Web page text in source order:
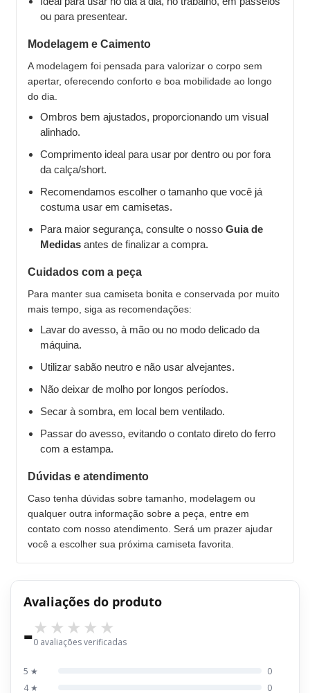
ou para presentear.
Modelagem e Caimento
A modelagem foi pensada para valorizar o corpo sem
apertar, oferecendo conforto e boa mobilidade ao longo
do dia.
Ombros bem ajustados, proporcionando um visual
alinhado.
Comprimento ideal para usar por dentro ou por fora
da calça/short.
Recomendamos escolher o tamanho que você já
costuma usar em camisetas.
Para maior segurança, consulte o nosso Guia de
Medidas antes de finalizar a compra.
Cuidados com a peça
Para manter sua camiseta bonita e conservada por muito
mais tempo, siga as recomendações:
Lavar do avesso, à mão ou no modo delicado da
máquina.
Utilizar sabão neutro e não usar alvejantes.
Não deixar de molho por longos períodos.
Secar à sombra, em local bem ventilado.
Passar do avesso, evitando o contato direto do ferro
com a estampa.
Dúvidas e atendimento
Caso tenha dúvidas sobre tamanho, modelagem ou
qualquer outra informação sobre a peça, entre em
contato com nosso atendimento. Será um prazer ajudar
você a escolher sua próxima camiseta favorita.
Avaliações do produto
-0 avaliações verificadas
5 ★
0
4 ★
0